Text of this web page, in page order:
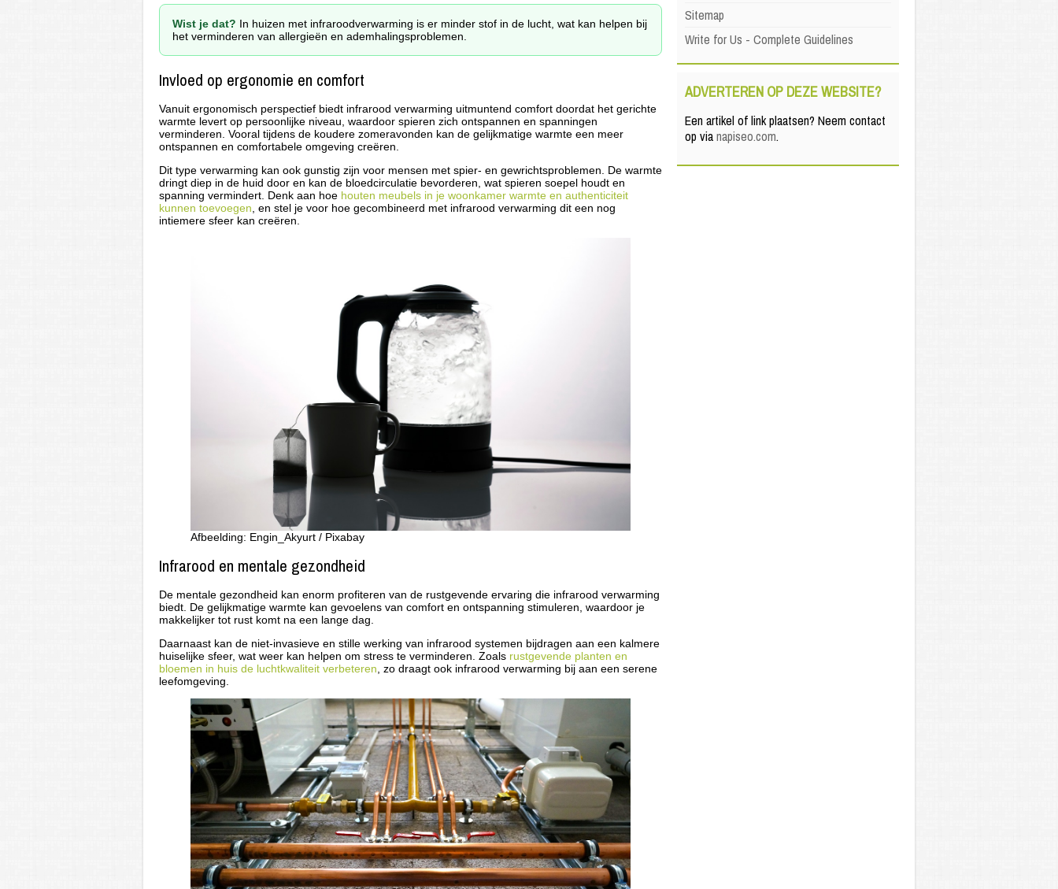
Wist je dat? In huizen met infraroodverwarming is er minder stof in de lucht, wat kan helpen bij
het verminderen van allergieën en ademhalingsproblemen.
Invloed op ergonomie en comfort
Vanuit ergonomisch perspectief biedt infrarood verwarming uitmuntend comfort doordat het gerichte
warmte levert op persoonlijke niveau, waardoor spieren zich ontspannen en spanningen
verminderen. Vooral tijdens de koudere zomeravonden kan de gelijkmatige warmte een meer
ontspannen en comfortabele omgeving creëren.
Dit type verwarming kan ook gunstig zijn voor mensen met spier- en gewrichtsproblemen. De warmte
dringt diep in de huid door en kan de bloedcirculatie bevorderen, wat spieren soepel houdt en
spanning vermindert. Denk aan hoe houten meubels in je woonkamer warmte en authenticiteit
kunnen toevoegen , en stel je voor hoe gecombineerd met infrarood verwarming dit een nog
intiemere sfeer kan creëren.
Afbeelding: Engin_Akyurt / Pixabay
Infrarood en mentale gezondheid
De mentale gezondheid kan enorm profiteren van de rustgevende ervaring die infrarood verwarming
biedt. De gelijkmatige warmte kan gevoelens van comfort en ontspanning stimuleren, waardoor je
makkelijker tot rust komt na een lange dag.
Daarnaast kan de niet-invasieve en stille werking van infrarood systemen bijdragen aan een kalmere
huiselijke sfeer, wat weer kan helpen om stress te verminderen. Zoals rustgevende planten en
bloemen in huis de luchtkwaliteit verbeteren, zo draagt ook infrarood verwarming bij aan een serene
leefomgeving.
Sitemap
Write for Us - Complete Guidelines
ADVERTEREN OP DEZE WEBSITE?
Een artikel of link plaatsen? Neem contact
op vianapiseo.com.